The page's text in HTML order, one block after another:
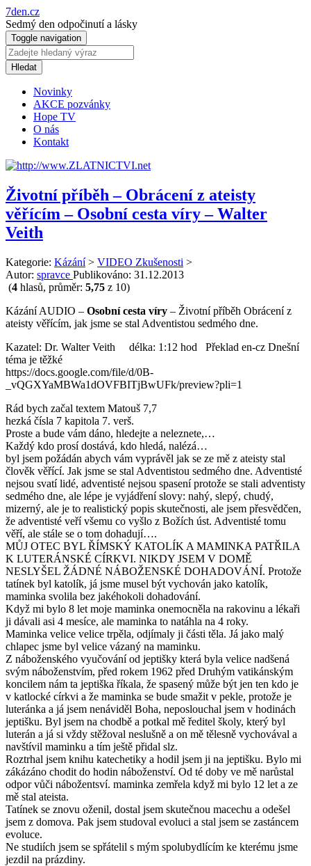
7den.cz
Sedmý den odpočinutí a lásky
Toggle navigation
Hledat
Novinky
AKCE pozvánky
Hope TV
O nás
Kontakt
Životní příběh – Obrácení z ateisty
věřícím – Osobní cesta víry – Walter
Veith
Kategorie: Kázání> VIDEO Zkušenosti >
Autor: spravce Publikováno: 31.12.2013
(4 hlasů, průměr: 5,75 z 10)
Kázání AUDIO – Osobní cesta víry – Životní příběh Obrácení z
ateisty věřícím, jak jsme se stal Adventistou sedmého dne.
Kazatel: Dr. Walter Veith délka: 1:12 hod Překlad en-cz Dnešní
téma je těžké
https://docs.google.com/file/d/0B-
_vQGXYaMBWa1dOVFBITjBwUFk/preview?pli=1
Rád bych začal textem Matouš 7,7
hezká čísla 7 kapitola 7. verš.
Proste a bude vám dáno, hledejte a neleznete,…
Každý kdo prosí dostává, kdo hledá, nalézá…
byl jsem požádán abych vám vyprávěl jak se ze mě z ateisty stal
člověk věřící. Jak jsme se stal Adventistou sedmého dne. Adventisté
nejsou svatí lidé, adventisté nejsou spasení protože se stali adventisty
sedmého dne, ale lépe je vyjádření slovy: nahý, slepý, chudý,
mizerný, ale je to realistický popis skutečnosti, ale jsem přesvědčen,
že adventisté veří všemu co vyšlo z Božích úst. Adventisté tomu
věří, ale stále se o tom dohadují….
MŮJ OTEC BYL ŘÍMSKÝ KATOLÍK A MAMINKA PATŘILA
K LUTERÁNSKÉ CÍRKVI. NIKDY JSEM V DOMĚ
NESLYŠEL ŽÁDNÉ NÁBOŽENSKÉ DOHADOVÁNÍ. Protože
tatínek byl katolík, já jsme musel být vychován jako katolík,
maminka svolila bez jakéhokoli dohadování.
Když mi bylo 8 let moje maminka onemocněla na rakovinu a lékaři
ji dávali asi 4 mesíce, ale maminka to natáhla na 4 roky.
Maminka velice velice trpěla, odjímaly ji části těla. Já jako malý
chlapec jsme byl velice vázaný na maminku.
Z náboženského vyučování od jeptišky která byla velice nadšená
svým náboženstvím, před rokem 1962 před Druhým vatikánským
koncilem nám ta jeptiška říkala, že spasený může být jen ten kdo je
v katlocké církvi a že maminka se bude smažit v pekle, protože je
luteránka a já jsem nenáviděl Boha, neposlouchal jsem v hodinách
jeptišku. Byl jsem na chodbě a potkal mě ředitel školy, který byl
luterán a já si vždy stěžoval neslušně a on mě tělesně vychovával a
navštívil maminku a tím ještě přidal slz.
Roztrhal jsem knihu katechetiky a hodil jsem ji na jeptišku. Bylo mi
zákázáno chodit do hodin náboženství. Od té doby ve mě narůstal
odpor vůči nábožentsví. maminka zemřela když mi bylo 12 let a ze
mě stal ateista.
Tatínek se znovu oženil, dostal jsem skutečnou macechu a odešel
jsem z domova. Pak jsem studoval evoluci a stal jsem se zastáncem
evoluce.
Ne studiích jsem se spřátelil s mým spolubydlícím ke kterému jsme
jezdil na prázdiny.